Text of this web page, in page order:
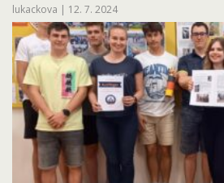
lukackova | 12. 7. 2024